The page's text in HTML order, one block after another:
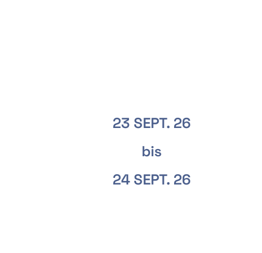
23 SEPT. 26
bis
24 SEPT. 26